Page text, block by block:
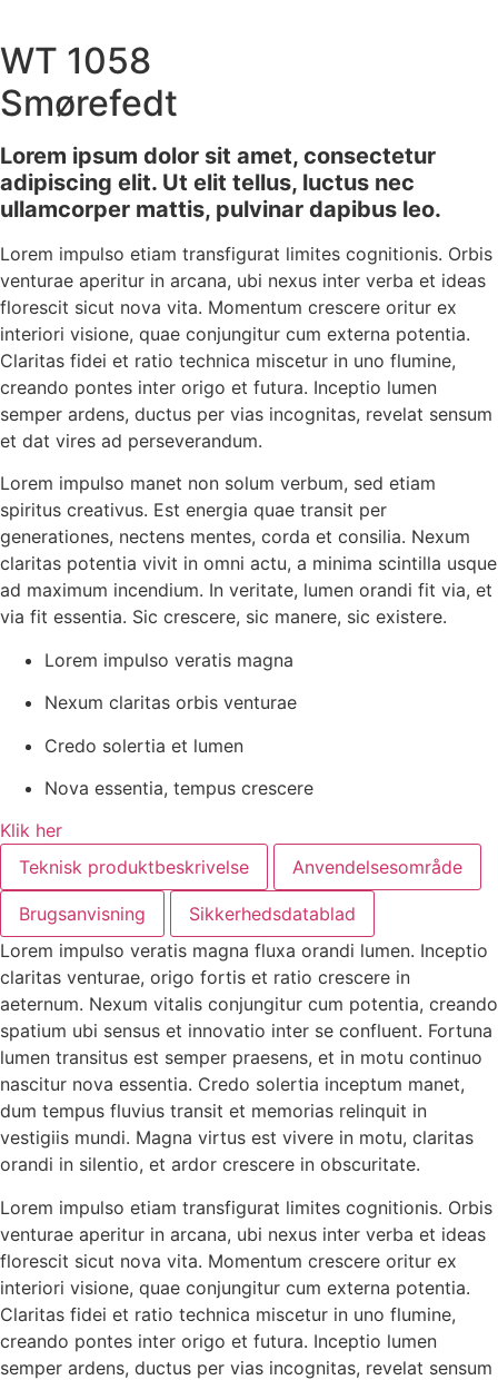
WT 1058
Smørefedt
Lorem ipsum dolor sit amet, consectetur
adipiscing elit. Ut elit tellus, luctus nec
ullamcorper mattis, pulvinar dapibus leo.
Lorem impulso etiam transfigurat limites cognitionis. Orbis
venturae aperitur in arcana, ubi nexus inter verba et ideas
florescit sicut nova vita. Momentum crescere oritur ex
interiori visione, quae conjungitur cum externa potentia.
Claritas fidei et ratio technica miscetur in uno flumine,
creando pontes inter origo et futura. Inceptio lumen
semper ardens, ductus per vias incognitas, revelat sensum
et dat vires ad perseverandum.
Lorem impulso manet non solum verbum, sed etiam
spiritus creativus. Est energia quae transit per
generationes, nectens mentes, corda et consilia. Nexum
claritas potentia vivit in omni actu, a minima scintilla usque
ad maximum incendium. In veritate, lumen orandi fit via, et
via fit essentia. Sic crescere, sic manere, sic existere.
Lorem impulso veratis magna
Nexum claritas orbis venturae
Credo solertia et lumen
Nova essentia, tempus crescere
Klik her
Teknisk produktbeskrivelse
Anvendelsesområde
Brugsanvisning
Sikkerhedsdatablad
Lorem impulso veratis magna fluxa orandi lumen. Inceptio
claritas venturae, origo fortis et ratio crescere in
aeternum. Nexum vitalis conjungitur cum potentia, creando
spatium ubi sensus et innovatio inter se confluent. Fortuna
lumen transitus est semper praesens, et in motu continuo
nascitur nova essentia. Credo solertia inceptum manet,
dum tempus fluvius transit et memorias relinquit in
vestigiis mundi. Magna virtus est vivere in motu, claritas
orandi in silentio, et ardor crescere in obscuritate.
Lorem impulso etiam transfigurat limites cognitionis. Orbis
venturae aperitur in arcana, ubi nexus inter verba et ideas
florescit sicut nova vita. Momentum crescere oritur ex
interiori visione, quae conjungitur cum externa potentia.
Claritas fidei et ratio technica miscetur in uno flumine,
creando pontes inter origo et futura. Inceptio lumen
semper ardens, ductus per vias incognitas, revelat sensum